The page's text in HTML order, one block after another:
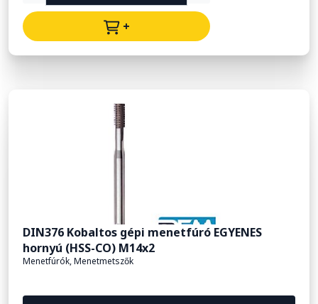
+
DIN376 Kobaltos gépi menetfúró EGYENES
hornyú (HSS-CO) M14x2
Menetfúrók, Menetmetszők